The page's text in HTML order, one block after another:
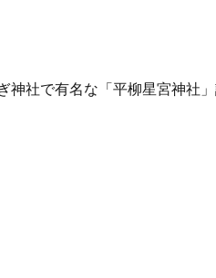
社で有名な「平柳星宮神社